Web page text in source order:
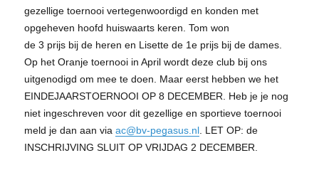
gezellige toernooi vertegenwoordigd en konden met
opgeheven hoofd huiswaarts keren. Tom won
de 3 prijs bij de heren en Lisette de 1e prijs bij de dames.
Op het Oranje toernooi in April wordt deze club bij ons
uitgenodigd om mee te doen. Maar eerst hebben we het
EINDEJAARSTOERNOOI OP 8 DECEMBER. Heb je je nog
niet ingeschreven voor dit gezellige en sportieve toernooi
meld je dan aan viaac@bv-pegasus.nl . LET OP: de
INSCHRIJVING SLUIT OP VRIJDAG 2 DECEMBER.